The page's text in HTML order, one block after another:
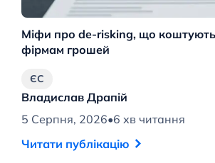
Міфи про de-risking, що
фірмам грошей
Владислав Драпій
5 Серпня, 2026•6 хв читання
ЄС
Читати публікацію